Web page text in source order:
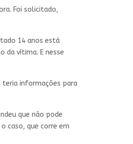
Foi solicitado,
14 anos está
da vítima. E nesse
teria informações para
que não pode
caso, que corre em